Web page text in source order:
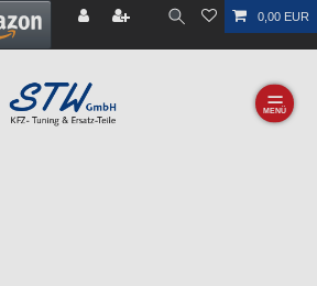
0,00 EUR
☰